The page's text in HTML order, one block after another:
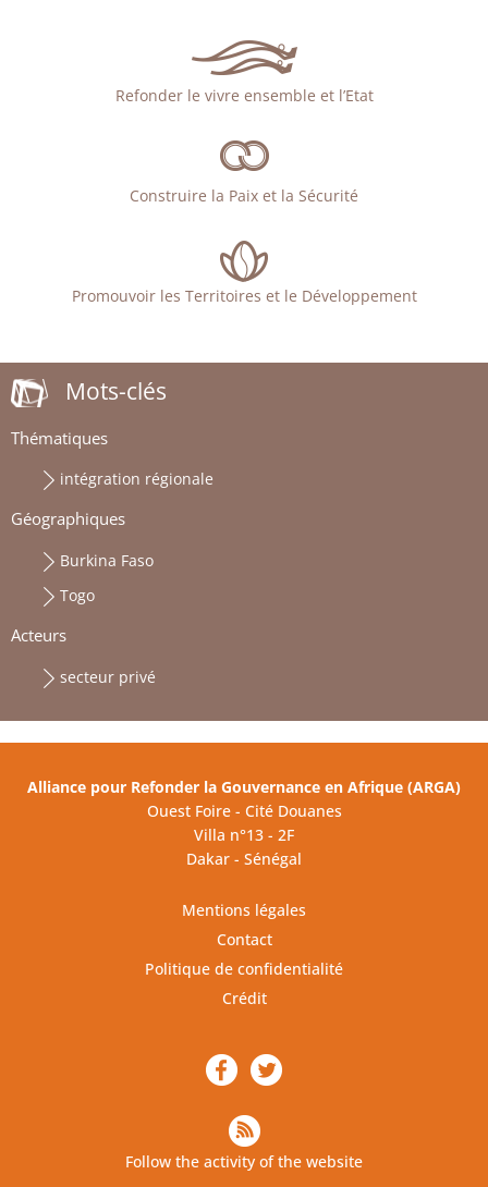
Refonder le vivre ensemble et l’Etat
Construire la Paix et la Sécurité
Promouvoir les Territoires et le Développement
Mots-clés
Thématiques
intégration régionale
Géographiques
Burkina Faso
Togo
Acteurs
secteur privé
Alliance pour Refonder la Gouvernance en Afrique (ARGA)
Ouest Foire - Cité Douanes
Villa n°13 - 2F
Dakar - Sénégal
Mentions légales
Contact
Politique de confidentialité
Crédit
Follow the activity of the website